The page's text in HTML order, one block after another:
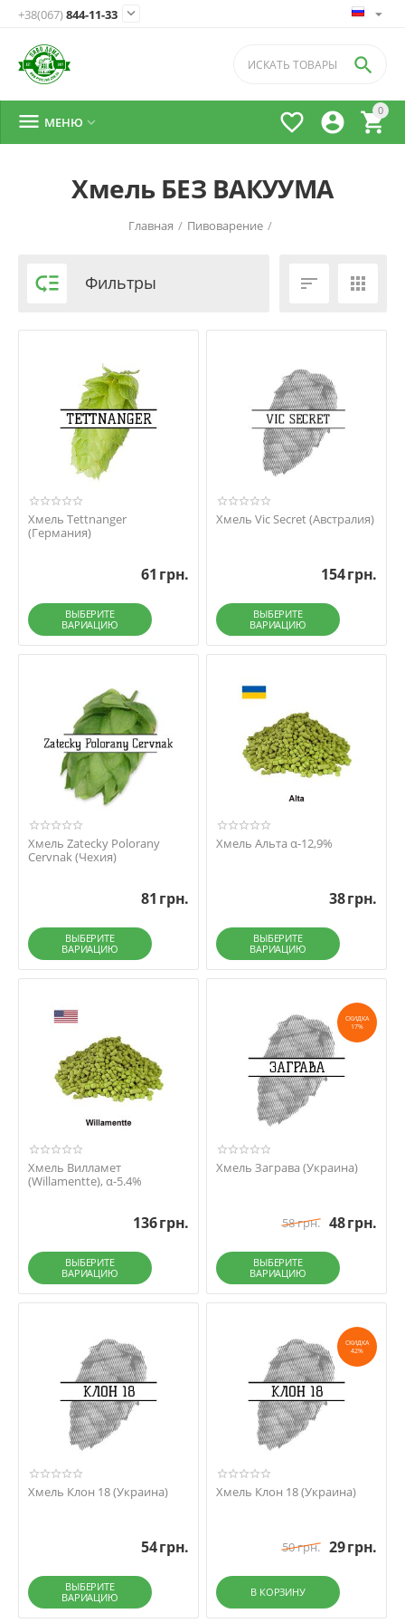
+38(067)844-11-33 
0




 МЕНЮ 
Хмель БЕЗ ВАКУУМА
Главная / Пивоварение /
 Фильтры  
Хмель Tettnanger
(Германия)
61 грн.
ВЫБЕРИТЕ
ВАРИАЦИЮ
Хмель Vic Secret (Австралия)
154грн.
ВЫБЕРИТЕ
ВАРИАЦИЮ
Хмель Zatecky Polorany
Cervnak (Чехия)
81 грн.
ВЫБЕРИТЕ
ВАРИАЦИЮ
Хмель Альта α-12,9%
38грн.
ВЫБЕРИТЕ
ВАРИАЦИЮ
Хмель Вилламет
(Willamentte), α-5.4%
136грн.
ВЫБЕРИТЕ
ВАРИАЦИЮ
СКИДКА
17%
Хмель Заграва (Украина)
58грн. 48грн.
ВЫБЕРИТЕ
ВАРИАЦИЮ
Хмель Клон 18 (Украина)
54грн.
ВЫБЕРИТЕ
ВАРИАЦИЮ
СКИДКА
42%
Хмель Клон 18 (Украина)
50грн. 29грн.
В КОРЗИНУ